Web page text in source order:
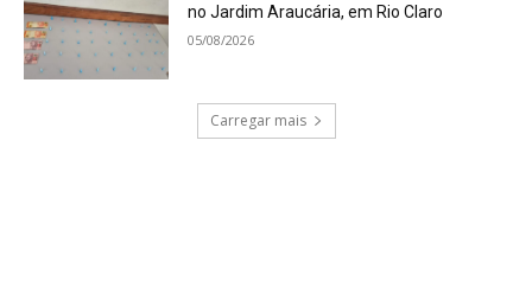
no Jardim Araucária, em Rio Claro
05/08/2026
Carregar mais